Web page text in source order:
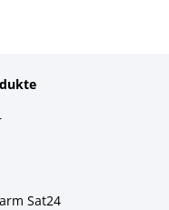
Sat24